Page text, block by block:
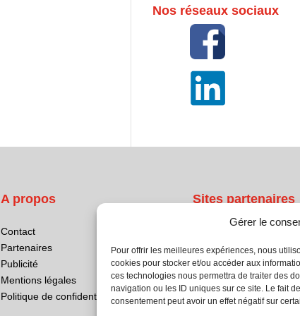
Gérer le
Pour offrir les meilleures expériences, nous
cookies pour stocker et/ou accéder aux
ces technologies nous permettra de traiter des
navigation ou les ID uniques sur ce site. Le fait
consentement peut avoir un effet négatif sur
Nos réseaux sociaux
A propos
Contact
Partenaires
Publicité
Mentions légales
Politique de confidentialité
Sites partenaires
Atrium Patrimoine
Kiosque 21
L'Atelier Bois
Planète Bâtiment